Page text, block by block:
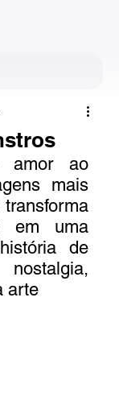
amor ao
mais
em uma
de
arte